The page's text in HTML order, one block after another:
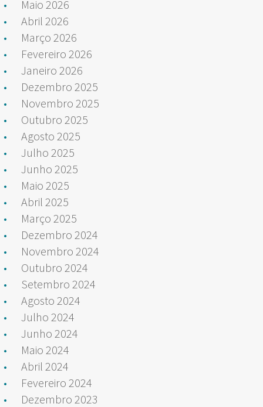
Maio 2026
Abril 2026
Março 2026
Fevereiro 2026
Janeiro 2026
Dezembro 2025
Novembro 2025
Outubro 2025
Agosto 2025
Julho 2025
Junho 2025
Maio 2025
Abril 2025
Março 2025
Dezembro 2024
Novembro 2024
Outubro 2024
Setembro 2024
Agosto 2024
Julho 2024
Junho 2024
Maio 2024
Abril 2024
Fevereiro 2024
Dezembro 2023